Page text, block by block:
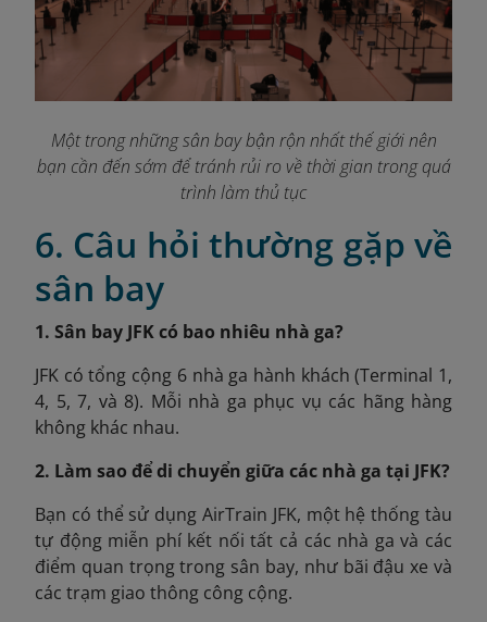
Một trong những sân bay bận rộn nhất thế giới nên
bạn cần đến sớm để tránh rủi ro về thời gian trong quá
trình làm thủ tục
6. Câu hỏi thường gặp về
sân bay
1. Sân bay JFK có bao nhiêu nhà ga?
JFK có tổng cộng 6 nhà ga hành khách (Terminal 1,
4, 5, 7, và 8). Mỗi nhà ga phục vụ các hãng hàng
không khác nhau.
2. Làm sao để di chuyển giữa các nhà ga tại JFK?
Bạn có thể sử dụng AirTrain JFK, một hệ thống tàu
tự động miễn phí kết nối tất cả các nhà ga và các
điểm quan trọng trong sân bay, như bãi đậu xe và
các trạm giao thông công cộng.